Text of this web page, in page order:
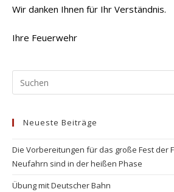
Wir danken Ihnen für Ihr Verständnis.
Ihre Feuerwehr
Neueste Beiträge
Die Vorbereitungen für das große Fest der
Neufahrn sind in der heißen Phase
Übung mit Deutscher Bahn